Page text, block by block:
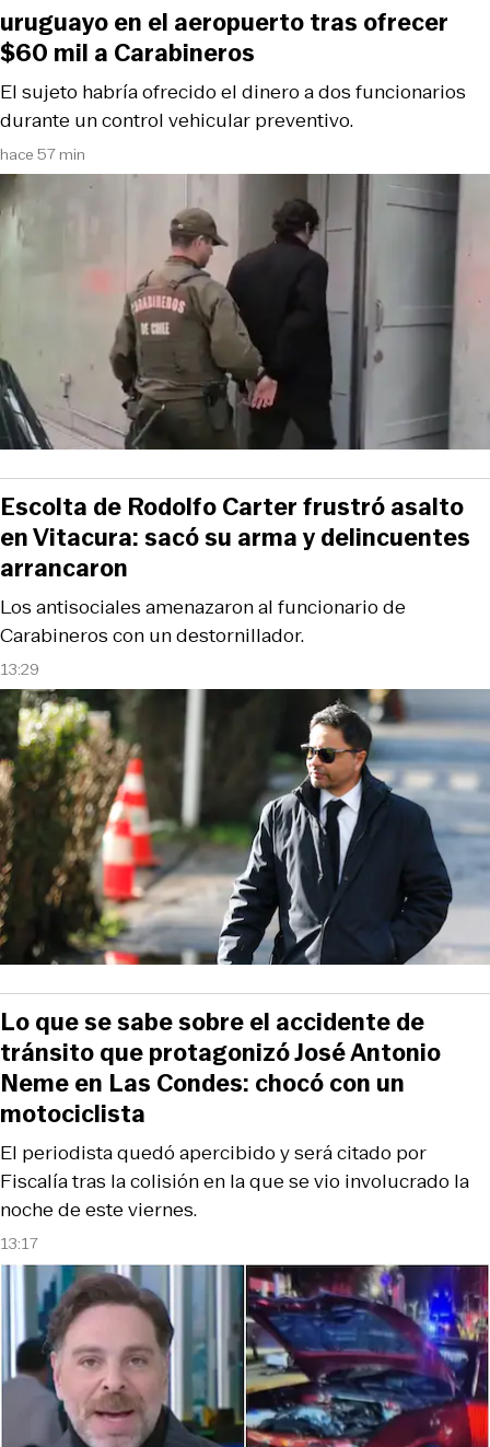
hace 57 min
El sujeto habría ofrecido el dinero a dos funcionarios
durante un control vehicular preventivo.
uruguayo en el aeropuerto tras ofrecer
$60 mil a Carabineros
13:29
Los antisociales amenazaron al funcionario de
Carabineros con un destornillador.
Escolta de Rodolfo Carter frustró asalto
en Vitacura: sacó su arma y delincuentes
arrancaron
13:17
El periodista quedó apercibido y será citado por
Fiscalía tras la colisión en la que se vio involucrado la
noche de este viernes.
Lo que se sabe sobre el accidente de
tránsito que protagonizó José Antonio
Neme en Las Condes: chocó con un
motociclista